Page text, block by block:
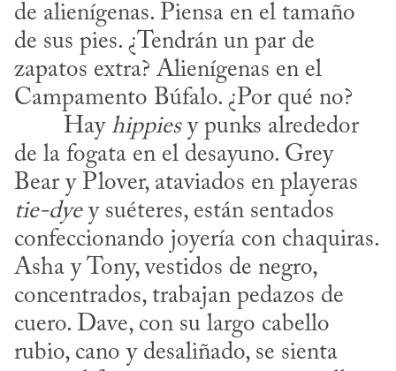
de alienígenas. Piensa en el tamaño
de sus pies. ¿Tendrán un par de
zapatos extra? Alienígenas en el
Campamento Búfalo. ¿Por qué no?
​	Hay hippies y punks alrededor
de la fogata en el desayuno. Grey
tie-dye y suéteres, están sentados
confeccionando joyería con chaquiras.
Asha y Tony, vestidos de negro,
concentrados, trabajan pedazos de
cuero. Dave, con su largo cabello
rubio, cano y desaliñado, se sienta